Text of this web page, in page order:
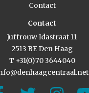
Contact
Contact
Juffrouw Idastraat 11
2513 BE Den Haag
T +31(0)70 3644040